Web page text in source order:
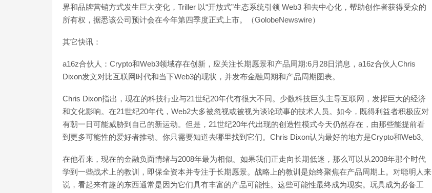
界和品牌营销方式发生巨大变化，Triller 以“开放式”生态系统引领 Web3 和去中心化，帮助创作者获得受众的
所有权，据悉该公司预计会在今年第四季度正式上市。（GolobeNewswire）
其它快讯：
a16z合伙人：Crypto和Web3领域存在创新，应关注长期愿景和产品周期:6月28日消息，a16z合伙人Chris
Dixon发文对比互联网时代和当下Web3的现状，并发布金融周期和产品周期图表。
Chris Dixon指出，现在的科技行业与21世纪20年代有很大不同。少数科技巨头主导互联网，发挥巨大的经济
和文化影响。在21世纪20年代，Web2大多被忽视或被视为谈论琐事的技术人员。如今，既得利益者积极应对
有朝一日可能威胁到自己的新运动。但是，21世纪20年代出现的创造性模式今天仍然存在，由那些能提前看
到更多可能性的爱好者推动。你只需要知道去哪里找到它们。Chris Dixon认为最好的地方是Crypto和Web3。
在他看来，现在的金融负面情绪与2008年最为相似。如果我们正走向长期低迷，那么可以从2008年那个时代
学到一些战术上的教训，即保全资本并专注于长期愿景。战略上的教训是始终聚焦在产品周期上。对聪明人来
说，看起来有趣的东西通常是因为它们具有丰富的产品可能性。这些可能性最终成为现实。玩具成为必备工